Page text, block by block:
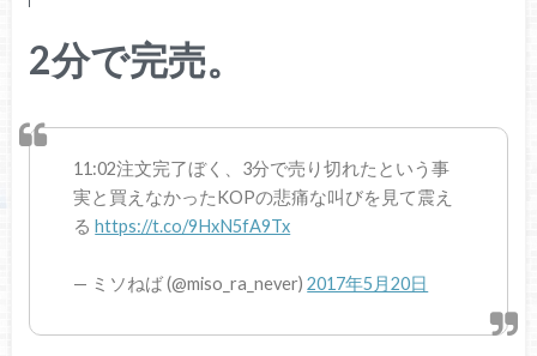
2分で完売。
11:02注文完了ぼく、3分で売り切れたという事
実と買えなかったKOPの悲痛な叫びを見て震え
るhttps://t.co/9HxN5fA9Tx
— ミソねば (@miso_ra_never)2017年5月20日